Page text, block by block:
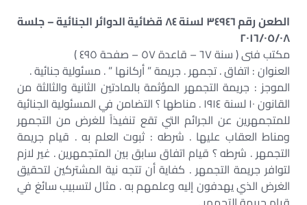
الطعن رقم ٣٤٩٤٦ لسنة ٨٤ قضائية الدوائر الجنائية – جلسة
٢٠١٦/٠٥/٠٨
مكتب فنى ( سنة ٦٧ – قاعدة ٥٧ – صفحة ٤٩٥ )
العنوان : اتفاق . تجمهر . جريمة ” أركانها ” . مسئولية جنائية .
الموجز : جريمة التجمهر المؤثمة بالمادتين الثانية والثالثة من
القانون ١٠ لسنة ١٩١٤ . مناطها ؟ التضامن في المسئولية الجنائية
للمتجمهرين عن الجرائم التي تقع تنفيذاً للغرض من التجمهر
ومناط العقاب عليها . شرطه : ثبوت العلم به . قيام جريمة
التجمهر . شرطه ؟ قيام اتفاق سابق بين المتجمهرين . غير لازم
لتوافر جريمة التجمهر . كفاية أن تتجه نية المشتركين لتحقيق
الغرض الذي يهدفون إليه وعلمهم به . مثال لتسبيب سائغ في